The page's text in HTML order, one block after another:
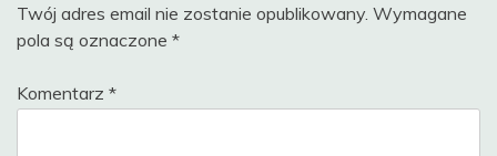
Twój adres email nie zostanie opublikowany. Wymagane
pola są oznaczone *
Komentarz *